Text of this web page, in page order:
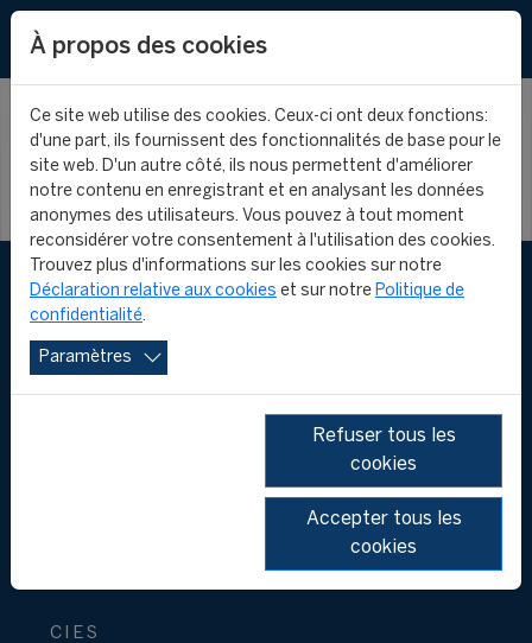
FOLLOW US
CIES
À propos des cookies
Ce site web utilise des cookies. Ceux-ci ont deux fonctions:
d'une part, ils fournissent des fonctionnalités de base pour le
site web. D'un autre côté, ils nous permettent d'améliorer
notre contenu en enregistrant et en analysant les données
anonymes des utilisateurs. Vous pouvez à tout moment
reconsidérer votre consentement à l'utilisation des cookies.
Trouvez plus d'informations sur les cookies sur notre
Déclaration relative aux cookies et sur notre Politique de
confidentialité.
Paramètres
Refuser tous les
cookies
Accepter tous les
cookies